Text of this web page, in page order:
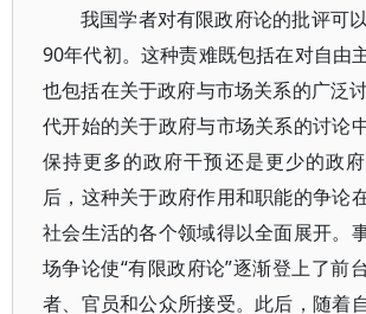
我国学者对有限政府论的批评可
90年代初。这种责难既包括在对自由
也包括在关于政府与市场关系的广泛
代开始的关于政府与市场关系的讨论
保持更多的政府干预还是更少的政
后，这种关于政府作用和职能的争论
社会生活的各个领域得以全面展开。
场争论使“有限政府论”逐渐登上了前
者、官员和公众所接受。此后，随着